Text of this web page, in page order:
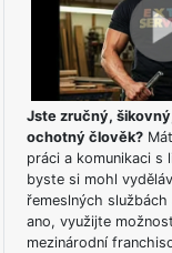
Jste zručný,
ochotný člověk?
práci a komunikaci s
byste si mohl
řemeslných
ano, využijte
mezinárodní